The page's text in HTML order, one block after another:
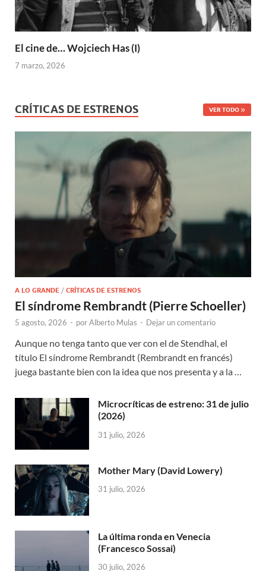
El cine de… Wojciech Has (I)
7 marzo, 2026
CRÍTICAS DE ESTRENOS VER TODO
A LO GRANDE / CRÍTICAS DE ESTRENOS
El síndrome Rembrandt (Pierre Schoeller)
5 agosto, 2026 - porAlberto Mulas - Dejar un comentario
Aunque no tenga tanto que ver con el de Stendhal, el
título El síndrome Rembrandt (Rembrandt en francés)
juega bastante bien con la idea que nos presenta y a la …
Microcríticas de estreno: 31 de julio
(2026)
31 julio, 2026
Mother Mary (David Lowery)
31 julio, 2026
La última ronda en Venecia
(Francesco Sossai)
30 julio, 2026